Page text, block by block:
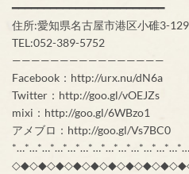
━━━━━━━━━━━━━━━━━━━━━━━━
住所:愛知県名古屋市港区小碓3-129
TEL:052-389-5752
————————————————
Facebook：http://urx.nu/dN6a
Twitter：http://goo.gl/vOEJZs
mixi：http://goo.gl/6WBzo1
アメブロ：http://goo.gl/Vs7BC0